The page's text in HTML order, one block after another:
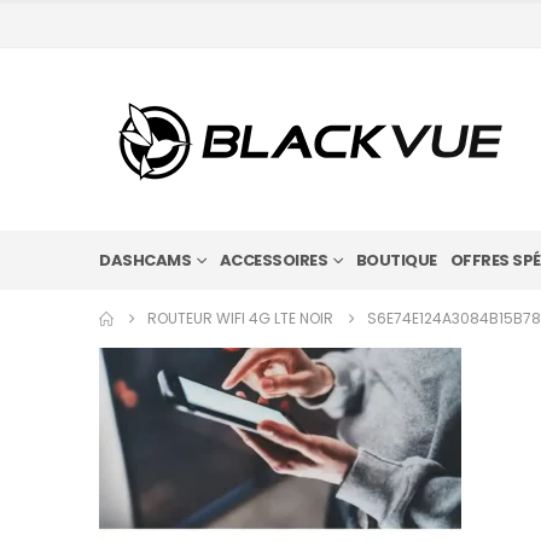
DASHCAMS ACCESSOIRES BOUTIQUE OFFRES
ROUTEUR WIFI 4G LTE NOIR